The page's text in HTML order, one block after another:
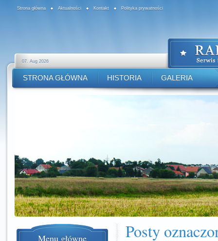
Strona główna Aktualności Kontakt Polityka prywatności
07. Aug 2026
STRONA GŁÓWNA HISTORIA GALERIA
Posty
Menu główne